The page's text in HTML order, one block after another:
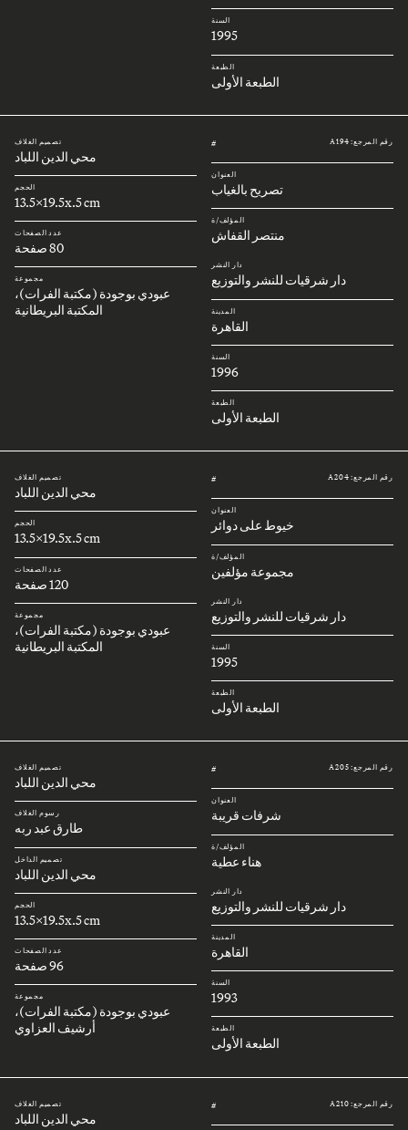
السنة
1995
الطبعة
الطبعة الأولى
رقم المرجع: A194 #
العنوان
تصريح بالغياب
المؤلف/ة
منتصر القفاش
دار النشر
دار شرقيات للنشر والتوزيع
المدينة
القاهرة
السنة
1996
الطبعة
الطبعة الأولى
تصميم الغلاف
محي الدين اللباد
الحجم
13.5x19.5x.5 cm
عدد الصفحات
80 صفحة
مجموعة
عبودي بوجودة (مكتبة الفرات)،
المكتبة البريطانية
رقم المرجع: A204 #
العنوان
خيوط على دوائر
المؤلف/ة
مجموعة مؤلفين
دار النشر
دار شرقيات للنشر والتوزيع
السنة
1995
الطبعة
الطبعة الأولى
تصميم الغلاف
محي الدين اللباد
الحجم
13.5x19.5x.5 cm
عدد الصفحات
120 صفحة
مجموعة
عبودي بوجودة (مكتبة الفرات)،
المكتبة البريطانية
رقم المرجع: A205 #
العنوان
شرفات قريبة
المؤلف/ة
هناء عطية
دار النشر
دار شرقيات للنشر والتوزيع
المدينة
القاهرة
السنة
1993
الطبعة
الطبعة الأولى
تصميم الغلاف
محي الدين اللباد
رسوم الغلاف
طارق عبد ربه
تصميم الداخل
محي الدين اللباد
الحجم
13.5x19.5x.5 cm
عدد الصفحات
96 صفحة
مجموعة
عبودي بوجودة (مكتبة الفرات)،
أرشيف العزاوي
رقم المرجع: A210 # تصميم الغلاف
محي الدين اللباد